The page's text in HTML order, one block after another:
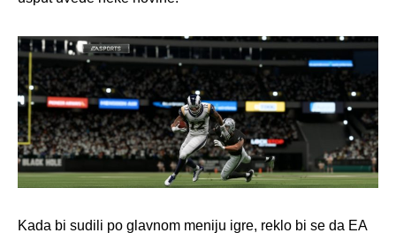
Kada bi sudili po glavnom meniju igre, reklo bi se da EA